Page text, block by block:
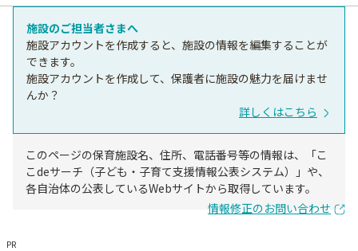
施設のご担当者さまへ
施設アカウントを作成すると、施設の情報を編集することが
できます。
施設アカウントを作成して、保護者に施設の魅力を届けませ
んか？
詳しくはこちら
このページの保育施設名、住所、電話番号等の情報は、「こ
こdeサーチ（子ども・子育て支援情報公表システム）」や、
各自治体の公表しているWebサイトから取得しています。
情報修正のお問い合わせ
PR